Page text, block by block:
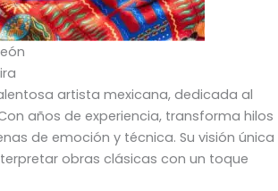
artista mexicana, dedicada al
años de experiencia, transforma hilos
de emoción y técnica. Su visión única
obras clásicas con un toque